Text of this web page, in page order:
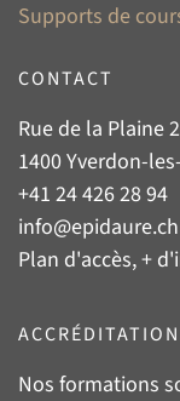
Supports de
CONTACT
Rue de la Plaine
1400 Yverdon-
+41 24 426 28 94
info@epidaure.ch
Plan d'accès, +
Nos formations